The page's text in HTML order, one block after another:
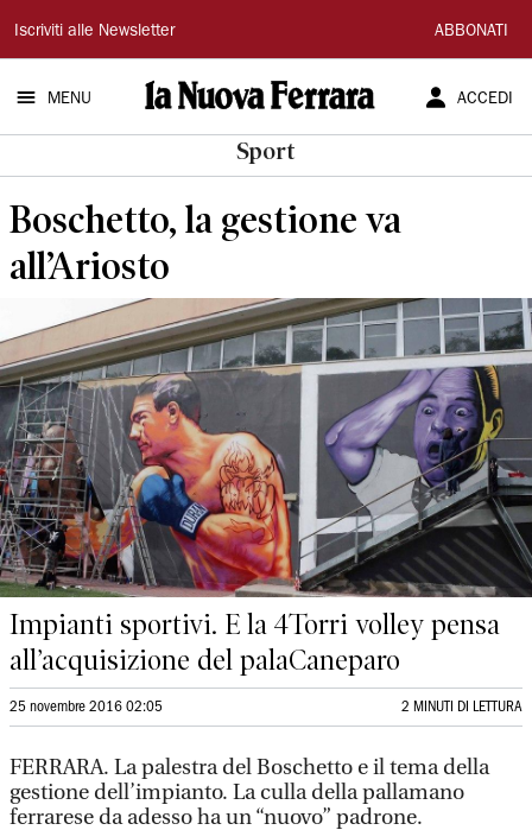
La
Nuova
Ferrara
Iscriviti alle Newsletter ABBONATI
MENU ACCEDI
Sport
Boschetto, la gestione va
all’Ariosto
Impianti sportivi. E la 4Torri volley pensa
all’acquisizione del palaCaneparo
25 novembre 2016 02:05 2 MINUTI DI LETTURA
FERRARA. La palestra del Boschetto e il tema della
gestione dell’impianto. La culla della pallamano
ferrarese da adesso ha un “nuovo” padrone.